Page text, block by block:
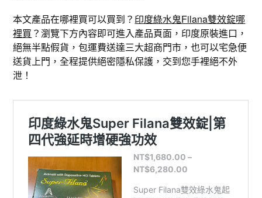
本文產品在哪裡買可以買到？ 印度綠水鬼Filana雙效錠哪
裡買 ？瀏覽下方內容即可進入產品頁面，印度原裝進口，
絕無半點假貨，包運費送達三大超商門市，也可以宅急便
送貨上門，全程提供絕密隱私保護，交到您手裡絕不外
泄！